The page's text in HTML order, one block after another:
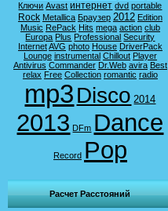
Ключи Avast интернет dvd portable
Rock Metallica Браузер 2012 Edition
Music RePack Hits mega action club
Europa Plus Professional Security
InternetAVG photo House DriverPack
Lounge instrumental Chillout Player
Antivirus Commander Dr.Web avira Best
relax Free Collection romantic radio
mp3Disco 2014
2013 DFm Dance
Record Pop
Расчет Расстояний